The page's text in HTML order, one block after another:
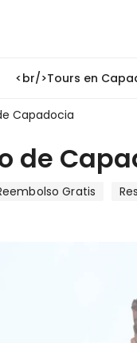
<br/>Tours en
Capadocia
de
Gratis